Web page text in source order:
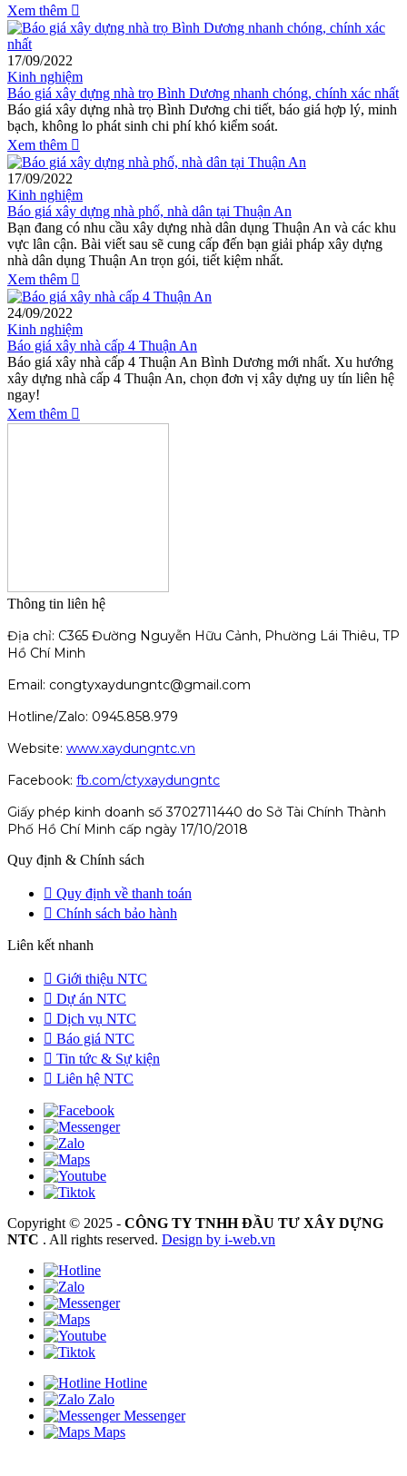
Xem thêm
17/09/2022
Kinh nghiệm
Báo giá xây dựng nhà trọ Bình Dương nhanh chóng, chính xác nhất
Báo giá xây dựng nhà trọ Bình Dương chi tiết, báo giá hợp lý, minh
bạch, không lo phát sinh chi phí khó kiểm soát.
Xem thêm
17/09/2022
Kinh nghiệm
Báo giá xây dựng nhà phố, nhà dân tại Thuận An
Bạn đang có nhu cầu xây dựng nhà dân dụng Thuận An và các khu
vực lân cận. Bài viết sau sẽ cung cấp đến bạn giải pháp xây dựng
nhà dân dụng Thuận An trọn gói, tiết kiệm nhất.
Xem thêm
24/09/2022
Kinh nghiệm
Báo giá xây nhà cấp 4 Thuận An
Báo giá xây nhà cấp 4 Thuận An Bình Dương mới nhất. Xu hướng
xây dựng nhà cấp 4 Thuận An, chọn đơn vị xây dựng uy tín liên hệ
ngay!
Xem thêm
Thông tin liên hệ
Địa chỉ: C365 Đường Nguyễn Hữu Cảnh, Phường Lái Thiêu, TP
Hồ Chí Minh
Email: congtyxaydungntc@gmail.com
Hotline/Zalo: 0945.858.979
Website: www.xaydungntc.vn
Facebook: fb.com/ctyxaydungntc
Giấy phép kinh doanh số 3702711440 do Sở Tài Chính Thành
Phố Hồ Chí Minh cấp ngày 17/10/2018
Quy định & Chính sách
Quy định về thanh toán
Chính sách bảo hành
Liên kết nhanh
Giới thiệu NTC
Dự án NTC
Dịch vụ NTC
Báo giá NTC
Tin tức & Sự kiện
Liên hệ NTC
Copyright © 2025 - CÔNG TY TNHH ĐẦU TƯ XÂY DỰNG
NTC . All rights reserved. Design by i-web.vn
Hotline
Zalo
Messenger
Maps